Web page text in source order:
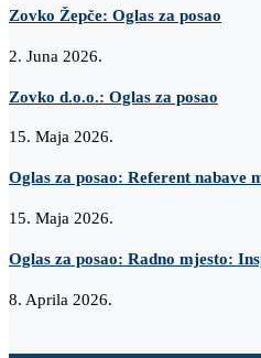
Zovko Žepče: Oglas za posao
2. Juna 2026.
Zovko d.o.o.: Oglas za posao
15. Maja 2026.
Oglas za posao: Referent nabave
15. Maja 2026.
Oglas za posao: Radno mjesto:
8. Aprila 2026.